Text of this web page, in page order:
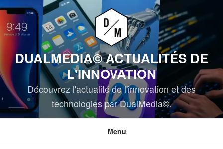
Aller
au
contenu
DUALMEDIA© ACTUALITÉS DE
L'INNOVATION
Découvrez l'actualité de l'innovation et des
technologies par DualMedia©.
Menu